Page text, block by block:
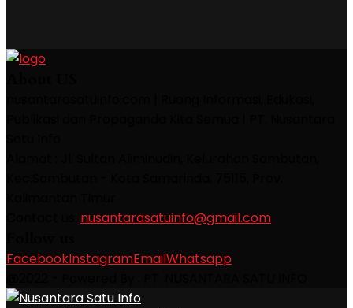
nusantarasatuinfo@gmail.com
FacebookInstagramEmailWhatsapp